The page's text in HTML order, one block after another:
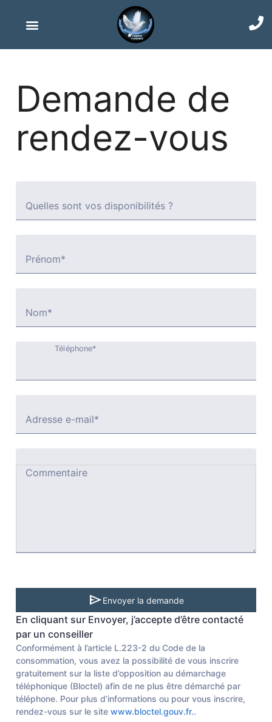
Demande de
rendez-vous
Quelles sont vos disponibilités ?
Prénom*
Nom*
Téléphone*
Adresse e-mail*
Commentaire
sendEnvoyer la demande
En cliquant sur Envoyer, j’accepte d’être contacté
par un conseiller
Conformément à l’article L.223-2 du Code de la
consommation, vous avez la possibilité de vous inscrire
gratuitement sur la liste d’opposition au démarchage
téléphonique (Bloctel) afin de ne plus être démarché par
téléphone. Pour plus d’informations ou pour vous inscrire,
rendez-vous sur le site www.bloctel.gouv.fr..